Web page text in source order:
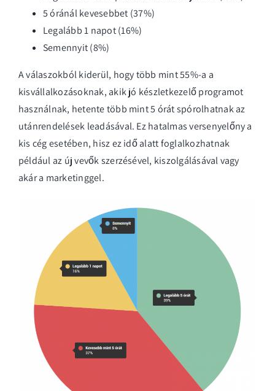
5 óránál kevesebbet (37%)
Legalább 1 napot (16%)
Semennyit (8%)
A válaszokból kiderül, hogy több mint 55%-a a
kisvállalkozásoknak, akik jó készletkezelő programot
használnak, hetente több mint 5 órát spórolhatnak az
utánrendelések leadásával. Ez hatalmas versenyelőny a
kis cég esetében, hisz ez idő alatt foglalkozhatnak
például az új vevők szerzésével, kiszolgálásával vagy
akár a marketinggel.